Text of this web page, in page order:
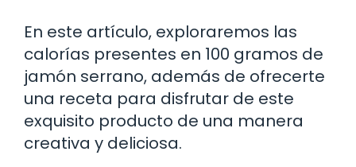
En este artículo, exploraremos las
calorías presentes en 100 gramos de
jamón serrano, además de ofrecerte
una receta para disfrutar de este
exquisito producto de una manera
creativa y deliciosa.